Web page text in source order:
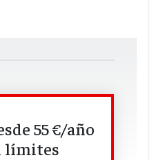
55 €/año
límites